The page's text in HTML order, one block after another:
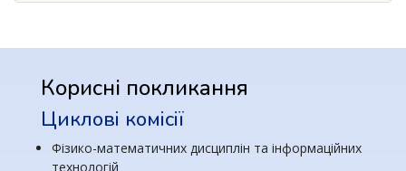
Корисні покликання
Циклові комісії
Фізико-математичних дисциплін та інформаційних
технологій